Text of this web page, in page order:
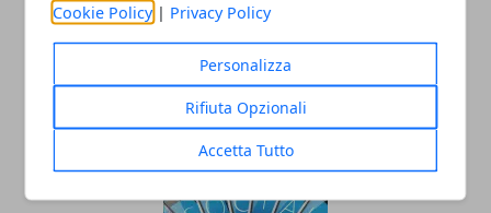
Cookie Policy | Privacy Policy
Personalizza
Rifiuta Opzionali
Accetta Tutto